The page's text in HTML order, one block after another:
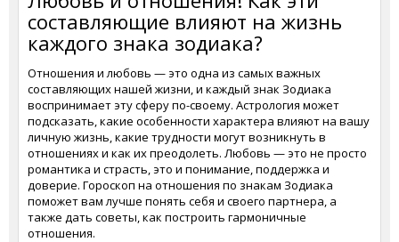
составляющие влияют на жизнь
каждого знака зодиака?
Отношения и любовь — это одна из самых важных
составляющих нашей жизни, и каждый знак Зодиака
воспринимает эту сферу по-своему. Астрология может
подсказать, какие особенности характера влияют на вашу
личную жизнь, какие трудности могут возникнуть в
отношениях и как их преодолеть. Любовь — это не просто
романтика и страсть, это и понимание, поддержка и
доверие. Гороскоп на отношения по знакам Зодиака
поможет вам лучше понять себя и своего партнера, а
также дать советы, как построить гармоничные
отношения.